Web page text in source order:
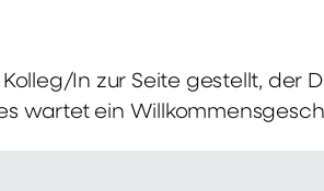
In zur Seite gestellt, der
wartet ein